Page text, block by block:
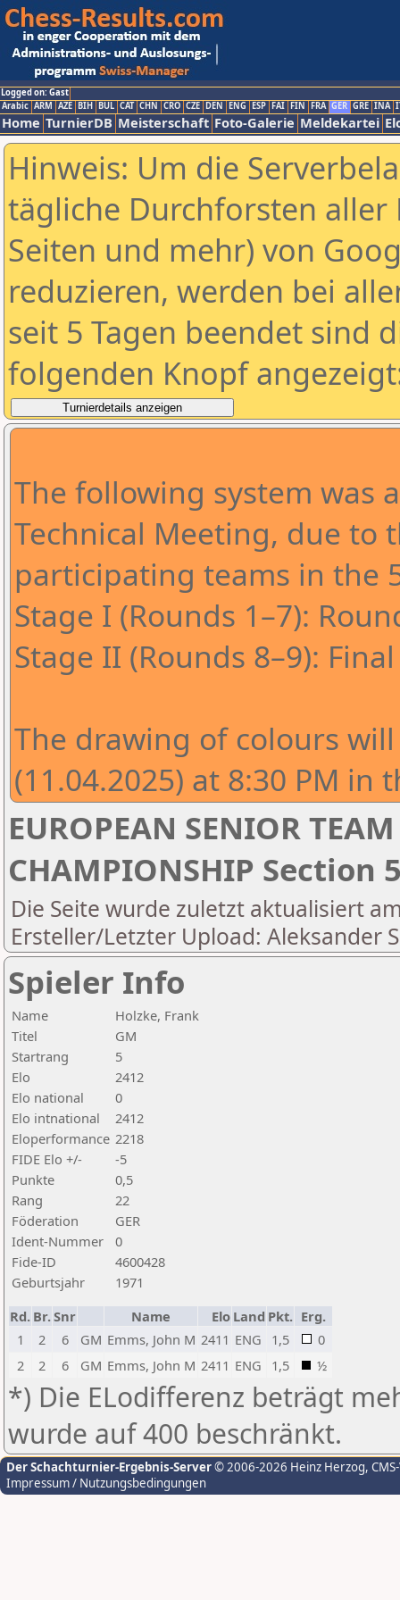
Logged on: Gast
Arabic ARM AZE BIH BUL CAT CHN CRO CZE DEN ENG ESP FAI FIN FRA GER GRE INA
Home TurnierDB Meisterschaft Foto-Galerie Meldekartei
Hinweis: Um die
tägliche Durchforsten aller
Seiten und mehr) von
reduzieren, werden bei
seit 5 Tagen beendet sind
folgenden Knopf
The following system was
Technical Meeting, due
participating teams in the
Stage I (Rounds 1–7):
Stage II (Rounds 8–9):
The drawing of colours
(11.04.2025) at 8:30 PM in
EUROPEAN SENIOR TEAM
CHAMPIONSHIP Section
Die Seite wurde zuletzt aktualisiert
Ersteller/Letzter Upload: Aleksander
Spieler Info
Name
Holzke, Frank
Titel
GM
Startrang
5
Elo
2412
Elo national
0
Elo intnational
2412
Eloperformance 2218
FIDE Elo +/-
-5
Punkte
0,5
Rang
22
Föderation
GER
Ident-Nummer
0
Fide-ID
4600428
Geburtsjahr
1971
Rd. Br.Snr Name Elo Land Pkt. Erg.
1
2 6 GM Emms, John M 2411 ENG 1,5
0
2
2 6 GM Emms, John M 2411 ENG 1,5 ½
*) Die ELodifferenz beträgt
wurde auf 400 beschränkt.
Der Schachturnier-Ergebnis-Server© 2006-2026 Heinz Herzog,
Impressum / Nutzungsbedingungen